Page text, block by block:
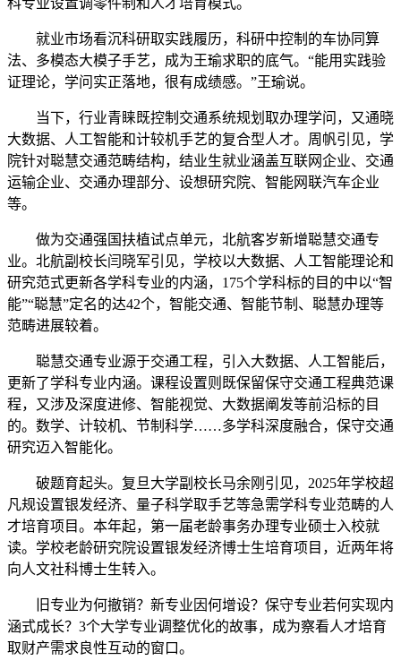
科专业设置调零件制和人才培育模式。
就业市场看沉科研取实践履历，科研中控制的车协同算
法、多模态大模子手艺，成为王瑜求职的底气。“能用实践验
证理论，学问实正落地，很有成绩感。”王瑜说。
当下，行业青睐既控制交通系统规划取办理学问，又通晓
大数据、人工智能和计较机手艺的复合型人才。周帆引见，学
院针对聪慧交通范畴结构，结业生就业涵盖互联网企业、交通
运输企业、交通办理部分、设想研究院、智能网联汽车企业
等。
做为交通强国扶植试点单元，北航客岁新增聪慧交通专
业。北航副校长闫晓军引见，学校以大数据、人工智能理论和
研究范式更新各学科专业的内涵，175个学科标的目的中以“智
能”“聪慧”定名的达42个，智能交通、智能节制、聪慧办理等
范畴进展较着。
聪慧交通专业源于交通工程，引入大数据、人工智能后，
更新了学科专业内涵。课程设置则既保留保守交通工程典范课
程，又涉及深度进修、智能视觉、大数据阐发等前沿标的目
的。数学、计较机、节制科学……多学科深度融合，保守交通
研究迈入智能化。
破题育起头。复旦大学副校长马余刚引见，2025年学校超
凡规设置银发经济、量子科学取手艺等急需学科专业范畴的人
才培育项目。本年起，第一届老龄事务办理专业硕士入校就
读。学校老龄研究院设置银发经济博士生培育项目，近两年将
向人文社科博士生转入。
旧专业为何撤销？新专业因何增设？保守专业若何实现内
涵式成长？3个大学专业调整优化的故事，成为察看人才培育
取财产需求良性互动的窗口。